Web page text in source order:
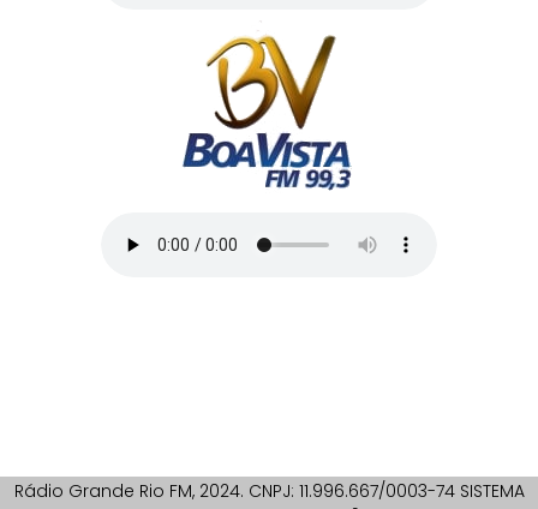
Rádio Grande Rio FM, 2024. CNPJ: 11.996.667/0003-74 SISTEMA